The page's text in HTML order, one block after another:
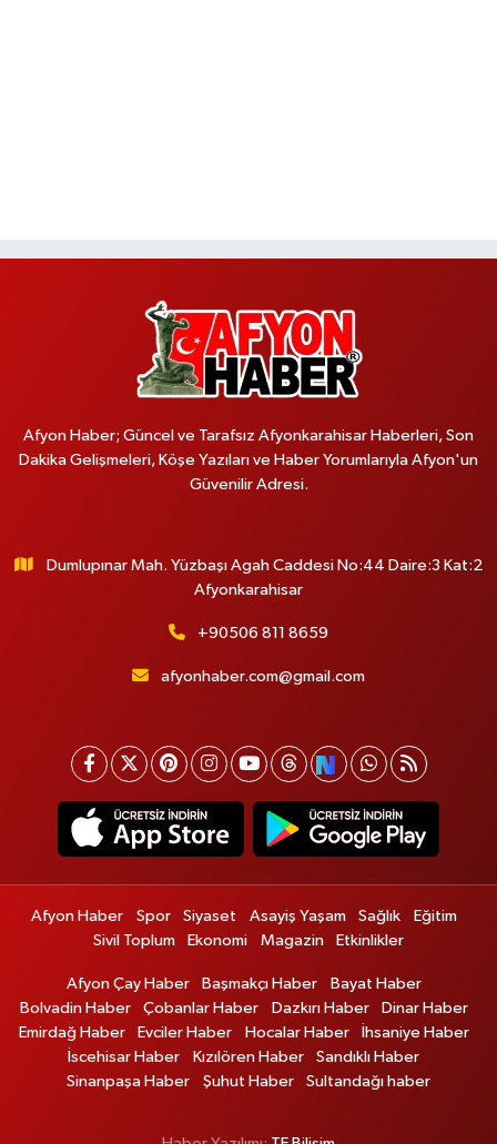
Afyon Haber; Güncel ve Tarafsız Afyonkarahisar Haberleri, Son
Dakika Gelişmeleri, Köşe Yazıları ve Haber Yorumlarıyla Afyon'un
Güvenilir Adresi.
Dumlupınar Mah. Yüzbaşı Agah Caddesi No:44 Daire:3 Kat:2
Afyonkarahisar
+90506 811 8659
afyonhaber.com@gmail.com
Afyon Haber Spor Siyaset Asayiş Yaşam Sağlık
Eğitim
Sivil Toplum
Ekonomi Magazin Etkinlikler
Afyon Çay Haber Başmakçı Haber
Bayat Haber
Bolvadin Haber
Çobanlar Haber Dazkırı Haber
Dinar Haber
Emirdağ Haber
Evciler Haber Hocalar Haber
İhsaniye Haber
İscehisar Haber
Kızılören Haber
Sandıklı Haber
Sinanpaşa Haber
Şuhut Haber Sultandağı haber